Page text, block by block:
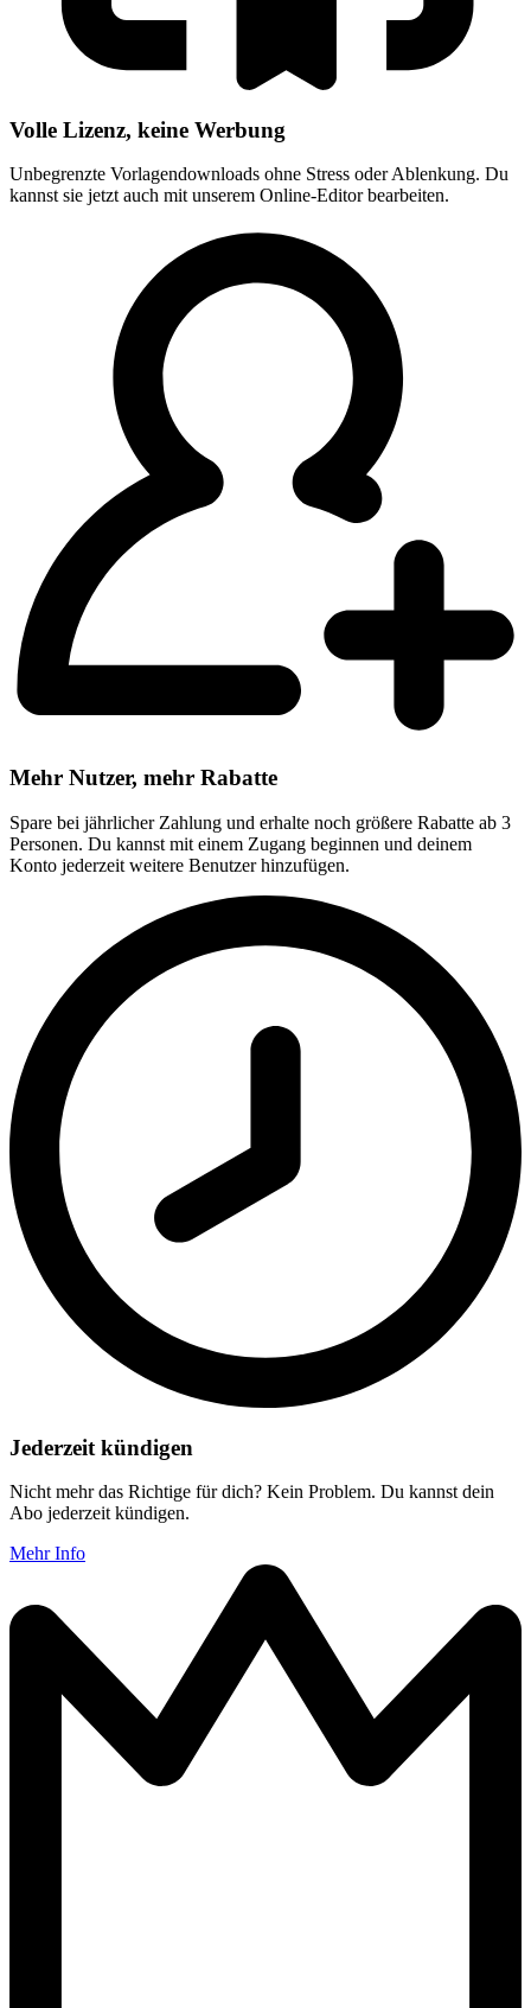
Volle Lizenz, keine Werbung
Unbegrenzte Vorlagendownloads ohne Stress oder Ablenkung. Du
kannst sie jetzt auch mit unserem Online-Editor bearbeiten.
Mehr Nutzer, mehr Rabatte
Spare bei jährlicher Zahlung und erhalte noch größere Rabatte ab 3
Personen. Du kannst mit einem Zugang beginnen und deinem
Konto jederzeit weitere Benutzer hinzufügen.
Jederzeit kündigen
Nicht mehr das Richtige für dich? Kein Problem. Du kannst dein
Abo jederzeit kündigen.
Mehr Info